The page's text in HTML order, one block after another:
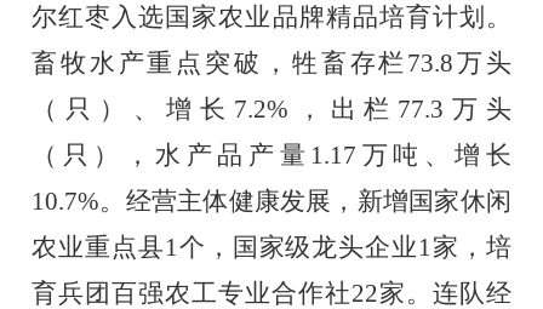
尔红枣入选国家农业品牌精品培育计划。
畜牧水产重点突破，牲畜存栏 73.8万头
（只）、增长 7.2% ，出栏 77.3 万头
（只），水产品产量 1.17 万吨、增长
10.7%。经营主体健康发展，新增国家休闲
农业重点县1 个，国家级龙头企业1 家，培
育兵团百强农工专业合作社22家。连队经